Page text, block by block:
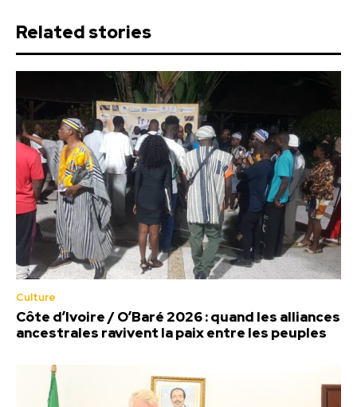
Related stories
Culture
Côte d’Ivoire / O’Baré 2026 : quand les alliances
ancestrales ravivent la paix entre les peuples